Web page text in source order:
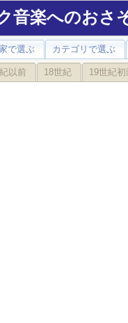
音楽へのおさ
で選ぶ カテゴリで選ぶ
以前 18世紀 19世紀初